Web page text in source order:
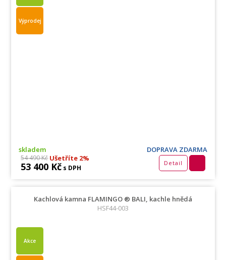
Výprodej
skladem DOPRAVA ZDARMA
54 490 KčUšetříte 2%
53 400 Kč s DPH
Detail
Kachlová kamna FLAMINGO ® BALI, kachle hnědá
HSF44-003
Akce